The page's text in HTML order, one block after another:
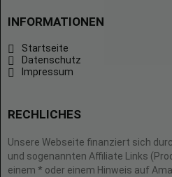
INFORMATIONEN
Startseite
Datenschutz
Impressum
RECHLICHES
Unsere Webseite finanziert sich
und sogenannten Affiliate Links
einem * oder einem Hinweis auf